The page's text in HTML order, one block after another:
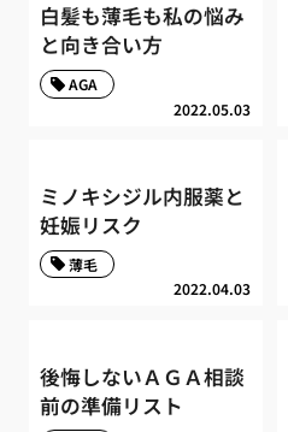
白髪も薄毛も私の悩み
と向き合い方
2022.05.03
AGA
ミノキシジル内服薬と
妊娠リスク
2022.04.03
薄毛
後悔しないＡＧＡ相談
前の準備リスト